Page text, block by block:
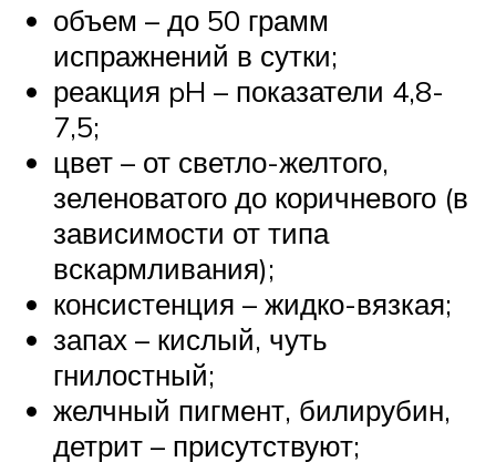
объем – до 50 грамм
испражнений в сутки;
реакция pH – показатели 4,8-
7,5;
цвет – от светло-желтого,
зеленоватого до коричневого (в
зависимости от типа
вскармливания);
консистенция – жидко-вязкая;
запах – кислый, чуть
гнилостный;
желчный пигмент, билирубин,
детрит – присутствуют;